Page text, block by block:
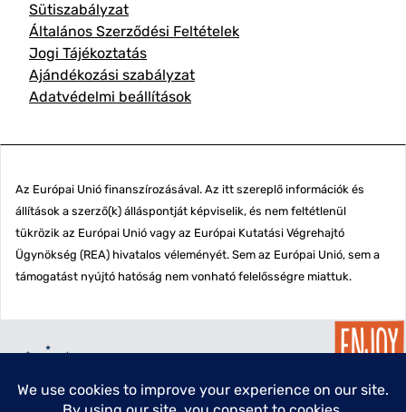
Sütiszabályzat
Általános Szerződési Feltételek
Jogi Tájékoztatás
Ajándékozási szabályzat
Adatvédelmi beállítások
Az Európai Unió finanszírozásával. Az itt szereplő információk és
állítások a szerző(k) álláspontját képviselik, és nem feltétlenül
tükrözik az Európai Unió vagy az Európai Kutatási Végrehajtó
Ügynökség (REA) hivatalos véleményét. Sem az Európai Unió, sem a
támogatást nyújtó hatóság nem vonható felelősségre miattuk.